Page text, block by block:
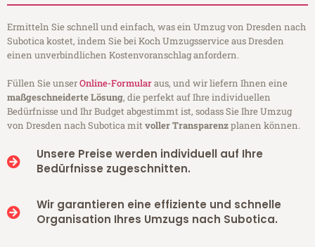
Ermitteln Sie schnell und einfach, was ein Umzug von Dresden nach
Subotica kostet, indem Sie bei Koch Umzugsservice aus Dresden
einen unverbindlichen Kostenvoranschlag anfordern.
Füllen Sie unserOnline-Formularaus, und wir liefern Ihnen eine
maßgeschneiderte Lösung, die perfekt auf Ihre individuellen
Bedürfnisse und Ihr Budget abgestimmt ist, sodass Sie Ihre Umzug
von Dresden nach Subotica mitvoller Transparenzplanen können.
Unsere Preise werden individuell auf Ihre
Bedürfnisse zugeschnitten.
Wir garantieren eine effiziente und schnelle
Organisation Ihres Umzugs nach Subotica.